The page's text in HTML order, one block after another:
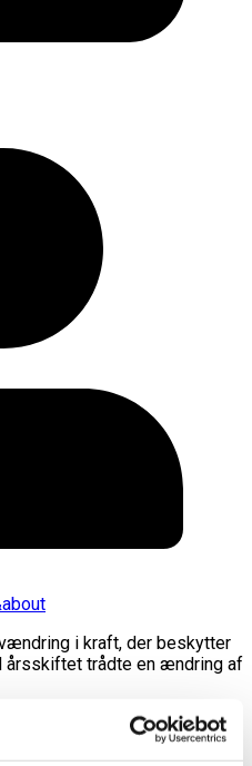
i kraft, der beskytter
årsskiftet trådte en ændring af